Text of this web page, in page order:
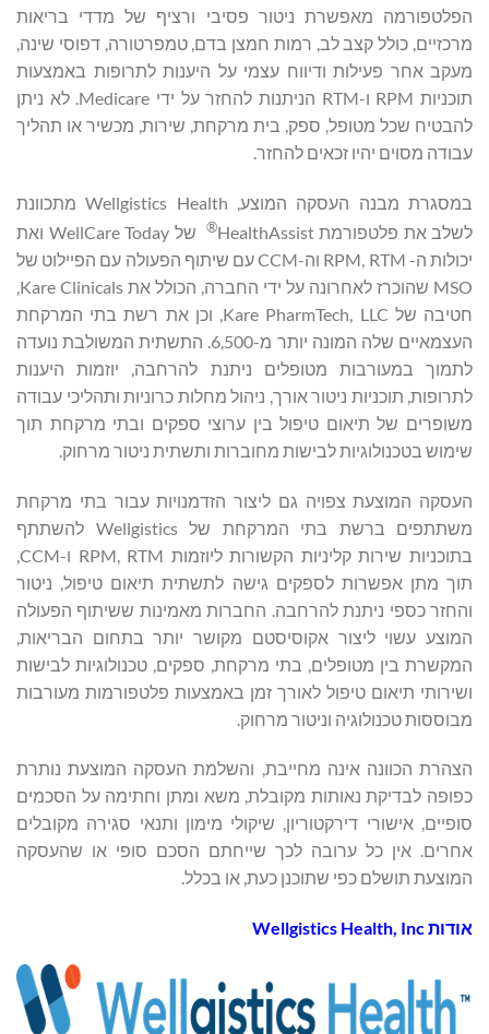
הפלטפורמה מאפשרת ניטור פסיבי ורציף של מדדי בריאות
מרכזיים, כולל קצב לב, רמות חמצן בדם, טמפרטורה, דפוסי שינה,
מעקב אחר פעילות ודיווח עצמי על היענות לתרופות באמצעות
תוכניות RPM ו-RTM הניתנות להחזר על ידי Medicare. לא ניתן
להבטיח שכל מטופל, ספק, בית מרקחת, שירות, מכשיר או תהליך
עבודה מסוים יהיו זכאים להחזר.
במסגרת מבנה העסקה המוצע, Wellgistics Health מתכוונת
לשלב את פלטפורמת HealthAssist
®
של WellCare Today ואת
יכולות ה- RPM, RTM וה-CCM עם שיתוף הפעולה עם הפיילוט של
MSO שהוכרז לאחרונה על ידי החברה, הכולל את Kare Clinicals,
חטיבה של Kare PharmTech, LLC, וכן את רשת בתי המרקחת
העצמאיים שלה המונה יותר מ-6,500. התשתית המשולבת נועדה
לתמוך במעורבות מטופלים ניתנת להרחבה, יוזמות היענות
לתרופות, תוכניות ניטור אורך, ניהול מחלות כרוניות ותהליכי עבודה
משופרים של תיאום טיפול בין ערוצי ספקים ובתי מרקחת תוך
שימוש בטכנולוגיות לבישות מחוברות ותשתית ניטור מרחוק.
העסקה המוצעת צפויה גם ליצור הזדמנויות עבור בתי מרקחת
משתתפים ברשת בתי המרקחת של Wellgistics להשתתף
תוך מתן אפשרות לספקים גישה לתשתית תיאום טיפול, ניטור
והחזר כספי ניתנת להרחבה. החברות מאמינות ששיתוף הפעולה
המוצע עשוי ליצור אקוסיסטם מקושר יותר בתחום הבריאות,
המקשרת בין מטופלים, בתי מרקחת, ספקים, טכנולוגיות לבישות
ושירותי תיאום טיפול לאורך זמן באמצעות פלטפורמות מעורבות
מבוססות טכנולוגיה וניטור מרחוק.
הצהרת הכוונה אינה מחייבת, והשלמת העסקה המוצעת נותרת
כפופה לבדיקת נאותות מקובלת, משא ומתן וחתימה על הסכמים
סופיים, אישורי דירקטוריון, שיקולי מימון ותנאי סגירה מקובלים
אחרים. אין כל ערובה לכך שייחתם הסכם סופי או שהעסקה
המוצעת תושלם כפי שתוכנן כעת, או בכלל.
אודות Wellgistics Health, Inc